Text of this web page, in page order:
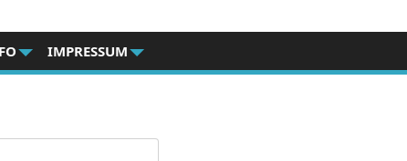
IMPRESSUM